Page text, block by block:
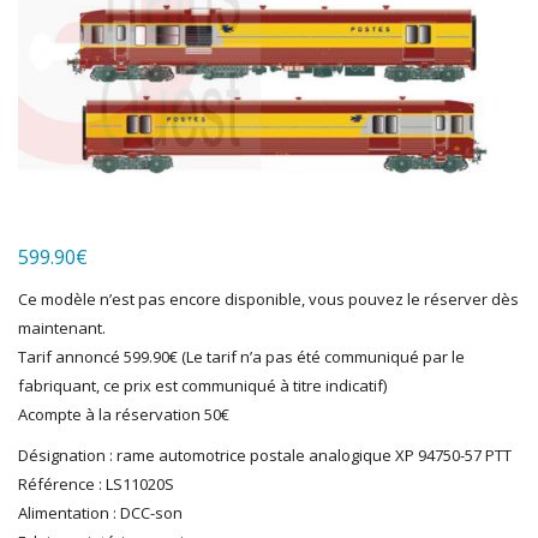
HERKAT
HUMBROL
ITALERI
JOUEF
KOLIBRI
LGB
MARLKIN
NOREV
NOVATEUR MODELES
PECO
PG mini
PIKO
PN SUD MODELISME
PREISER
PRINCE AUGUST
599.90€
Ce modèle n’est pas encore disponible, vous pouvez le réserver dès
maintenant.
Tarif annoncé 599.90€ (Le tarif n’a pas été communiqué par le
fabriquant, ce prix est communiqué à titre indicatif)
Acompte à la réservation 50€
Désignation : rame automotrice postale analogique XP 94750-57 PTT
Référence : LS11020S
Alimentation : DCC-son